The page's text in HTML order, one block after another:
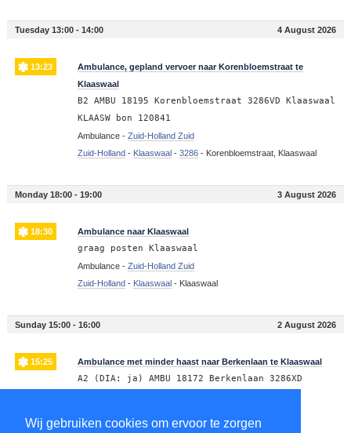
Wij gebruiken cookies om ervoor te zorgen
Tuesday 13:00 - 14:00 4 August 2026
13:23
Ambulance, gepland vervoer naar Korenbloemstraat te
Klaaswaal
B2 AMBU 18195 Korenbloemstraat 3286VD Klaaswaal
KLAASW bon 120841
Ambulance - Zuid-Holland Zuid
Zuid-Holland - Klaaswaal - 3286- Korenbloemstraat, Klaaswaal
Monday 18:00 - 19:00 3 August 2026
18:30 Ambulance naar Klaaswaal
graag posten Klaaswaal
Ambulance - Zuid-Holland Zuid
Zuid-Holland - Klaaswaal - Klaaswaal
Sunday 15:00 - 16:00 2 August 2026
15:25 Ambulance met minder haast naar Berkenlaan te Klaaswaal
A2 (DIA: ja) AMBU 18172 Berkenlaan 3286XD
Berkenlaan, Klaaswaal